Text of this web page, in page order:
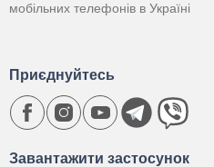
мобільних телефонів в Україні
Завантажити застосунок
Приєднуйтесь